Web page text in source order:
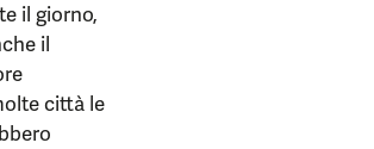
il giorno,
il
città le